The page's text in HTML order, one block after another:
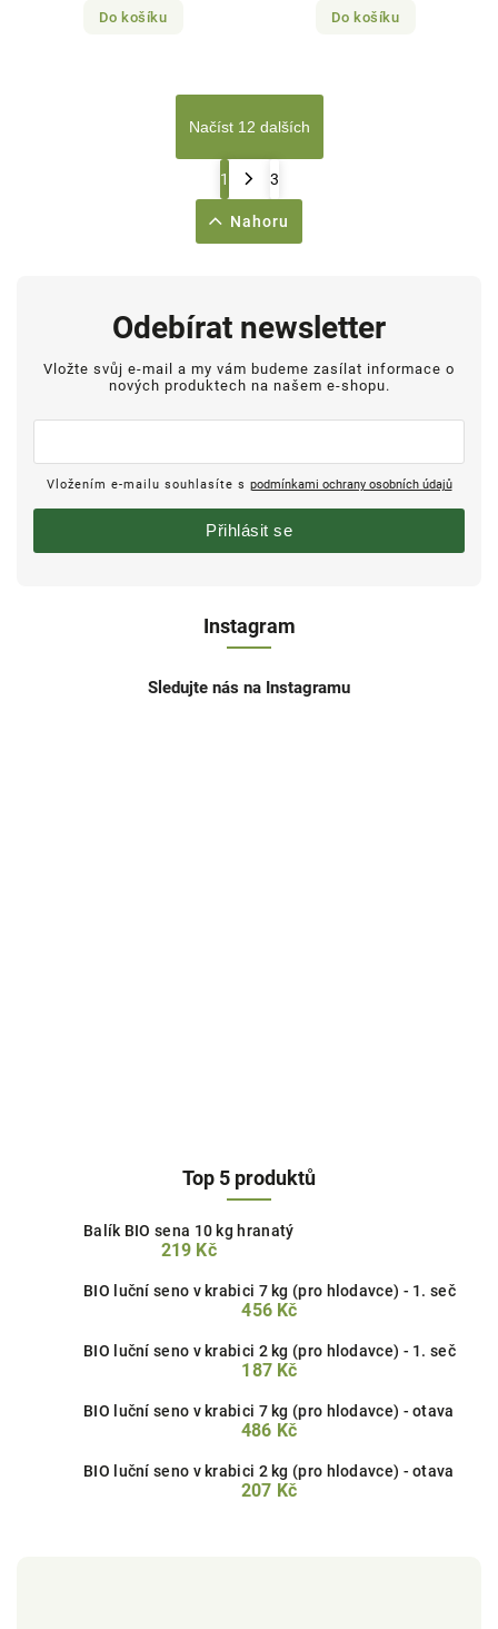
Do košíku Do košíku
Načíst 12 dalších
1 3
Nahoru
Instagram
Sledujte nás na Instagramu
Odebírat newsletter
Vložte svůj e-mail a my vám budeme zasílat informace o
nových produktech na našem e-shopu.
Vložením e-mailu souhlasíte s podmínkami ochrany osobních údajů
Přihlásit se
Top 5 produktů
Balík BIO sena 10 kg hranatý
219 Kč
BIO luční seno v krabici 7 kg (pro hlodavce) - 1. seč
456 Kč
BIO luční seno v krabici 2 kg (pro hlodavce) - 1. seč
187 Kč
BIO luční seno v krabici 7 kg (pro hlodavce) - otava
486 Kč
BIO luční seno v krabici 2 kg (pro hlodavce) - otava
207 Kč